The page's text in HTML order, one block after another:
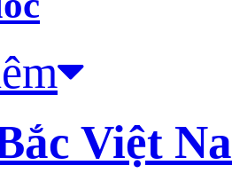
Việt